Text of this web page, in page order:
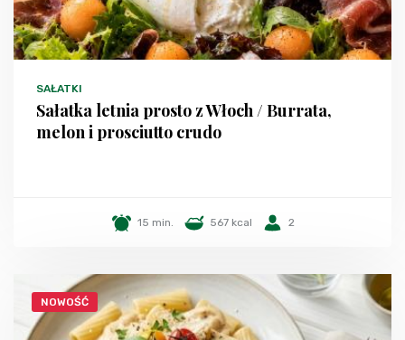
SAŁATKI
Sałatka letnia prosto z Włoch / Burrata,
melon i prosciutto crudo
15 min. 567 kcal 2
NOWOŚĆ